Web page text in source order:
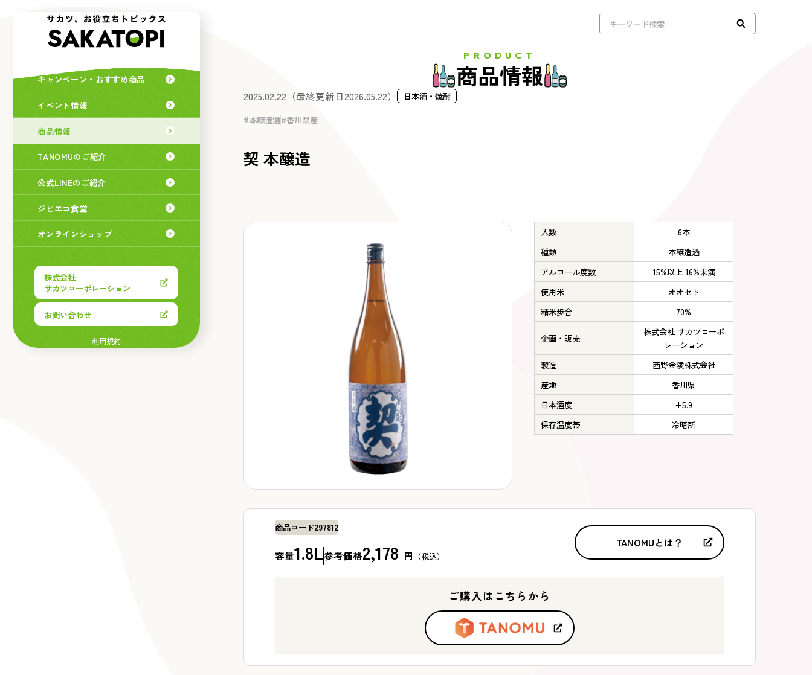
キャンペーン・おすすめ商品
イベント情報
商品情報
TANOMUのご紹介
公式LINEのご紹介
ジビエコ食堂
オンラインショップ
株式会社
サカツコーポレーション
お問い合わせ
利用規約
PRODUCT
商品情報
2025.02.22 （最終更新日2026.05.22）
日本酒・焼酎
本醸造酒 香川県産
契 本醸造
入数
6本
種類
本醸造酒
アルコール度数
15%以上 16%未満
使用米
オオセト
精米歩合
70%
企画・販売
株式会社 サカツコーポ
レーション
製造
西野金陵株式会社
産地
香川県
日本酒度
+5.9
保存温度帯
冷暗所
商品コード297812
容量1.8L参考価格2,178 円 （税込）
TANOMUとは？
ご購入はこちらから